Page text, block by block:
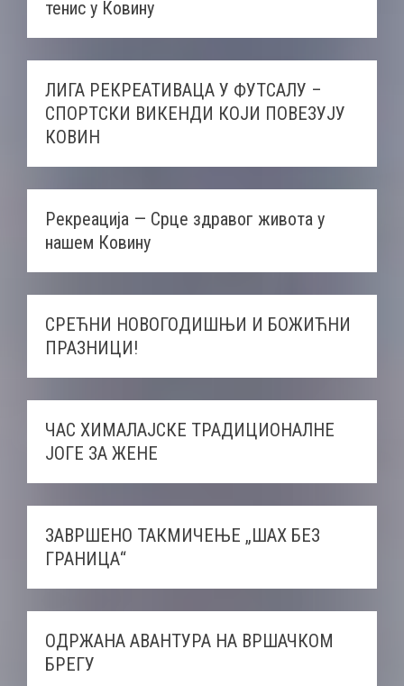
тенис у Ковину
ЛИГА РЕКРЕАТИВАЦА У ФУТСАЛУ –
СПОРТСКИ ВИКЕНДИ КОЈИ ПОВЕЗУЈУ
КОВИН
Рекреација — Срце здравог живота у
нашем Ковину
СРЕЋНИ НОВОГОДИШЊИ И БОЖИЋНИ
ПРАЗНИЦИ!
ЧАС ХИМAЛАЈСКЕ ТРАДИЦИОНАЛНЕ
ЈОГЕ ЗА ЖЕНЕ
ЗАВРШЕНО ТАКМИЧЕЊЕ „ШАХ БЕЗ
ГРАНИЦА“
ОДРЖАНА АВАНТУРА НА ВРШАЧКОМ
БРЕГУ